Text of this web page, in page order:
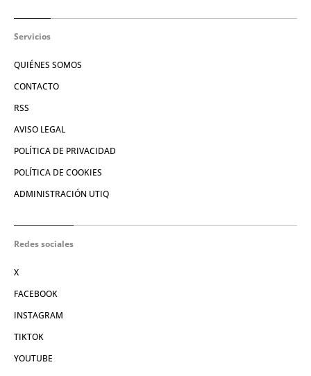
Servicios
QUIÉNES SOMOS
CONTACTO
RSS
AVISO LEGAL
POLÍTICA DE PRIVACIDAD
POLÍTICA DE COOKIES
ADMINISTRACIÓN UTIQ
Redes sociales
X
FACEBOOK
INSTAGRAM
TIKTOK
YOUTUBE